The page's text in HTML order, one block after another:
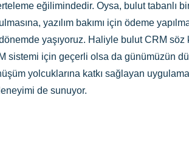
eğilimindedir. Oysa, bulut tabanlı
yazılım bakımı için ödeme
yaşıyoruz. Haliyle bulut CRM
için geçerli olsa da günümüzün
yolcuklarına katkı sağlayan
de sunuyor.